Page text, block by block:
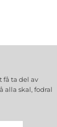
få ta del av
alla skal, fodral